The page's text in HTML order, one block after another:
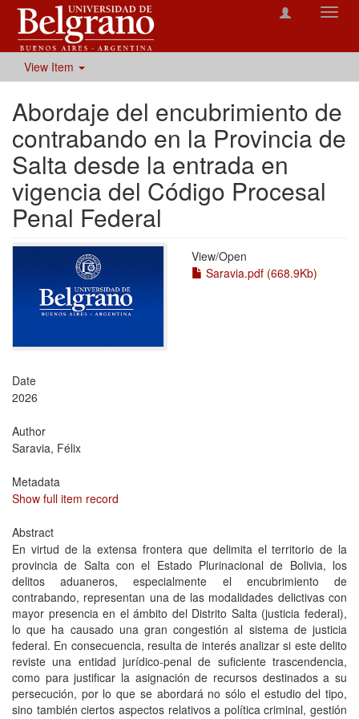
View Item
Abordaje del encubrimiento de
contrabando en la Provincia de
Salta desde la entrada en
vigencia del Código Procesal
Penal Federal
View/Open
Saravia.pdf (668.9Kb)
Date
2026
Author
Saravia, Félix
Metadata
Show full item record
Abstract
En virtud de la extensa frontera que delimita el territorio de la
provincia de Salta con el Estado Plurinacional de Bolivia, los
delitos aduaneros, especialmente el encubrimiento de
contrabando, representan una de las modalidades delictivas con
mayor presencia en el ámbito del Distrito Salta (justicia federal),
lo que ha causado una gran congestión al sistema de justicia
federal. En consecuencia, resulta de interés analizar si este delito
reviste una entidad jurídico-penal de suficiente trascendencia,
como para justificar la asignación de recursos destinados a su
persecución, por lo que se abordará no sólo el estudio del tipo,
sino también ciertos aspectos relativos a política criminal, gestión